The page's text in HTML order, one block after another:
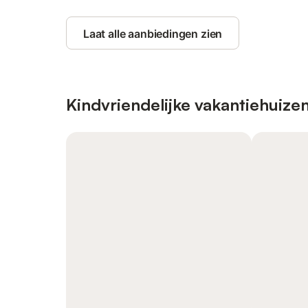
Laat alle aanbiedingen zien
Kindvriendelijke